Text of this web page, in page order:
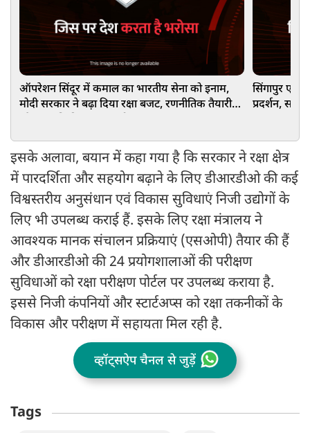
ऑपरेशन सिंदूर में कमाल का भारतीय सेना को इनाम,
मोदी सरकार ने बढ़ा दिया रक्षा बजट, रणनीतिक तैयारी
सिंगापुर एयर
प्रदर्शन,
इसके अलावा, बयान में कहा गया है कि सरकार ने रक्षा क्षेत्र
में पारदर्शिता और सहयोग बढ़ाने के लिए डीआरडीओ की कई
विश्वस्तरीय अनुसंधान एवं विकास सुविधाएं निजी उद्योगों के
लिए भी उपलब्ध कराई हैं. इसके लिए रक्षा मंत्रालय ने
आवश्यक मानक संचालन प्रक्रियाएं (एसओपी) तैयार की हैं
और डीआरडीओ की 24 प्रयोगशालाओं की परीक्षण
सुविधाओं को रक्षा परीक्षण पोर्टल पर उपलब्ध कराया है.
इससे निजी कंपनियों और स्टार्टअप्स को रक्षा तकनीकों के
विकास और परीक्षण में सहायता मिल रही है.
व्हॉट्सऐप चैनल से जुड़ें
Tags